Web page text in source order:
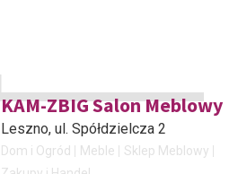
KAM-ZBIG Salon Meblowy
Leszno, ul. Spółdzielcza 2
Dom i Ogród Meble
Sklep Meblowy